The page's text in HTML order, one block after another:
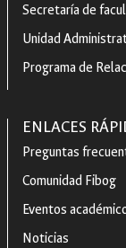
Secretaría de
Unidad
Programa de
ENLACES
Preguntas
Comunidad Fibog
Eventos
Noticias